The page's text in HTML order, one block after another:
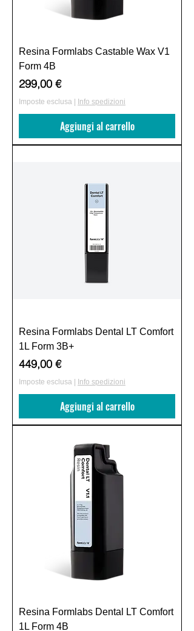
Resina Formlabs Castable Wax V1
Form 4B
Prezzo
299,00 €
Imposte esclusa Info spedizioni
Aggiungi al carrello
Resina Formlabs Dental LT Comfort
1L Form 3B+
Prezzo
449,00 €
Imposte esclusa Info spedizioni
Aggiungi al carrello
Resina Formlabs Dental LT Comfort
1L Form 4B